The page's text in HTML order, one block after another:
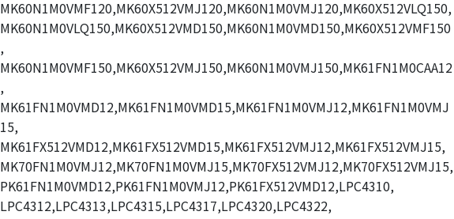
MK60N1M0VMF120,MK60X512VMJ120,MK60N1M0VMJ120,MK60X512VLQ150,
MK60N1M0VLQ150,MK60X512VMD150,MK60N1M0VMD150,MK60X512VMF150
,
MK60N1M0VMF150,MK60X512VMJ150,MK60N1M0VMJ150,MK61FN1M0CAA12
,
MK61FN1M0VMD12,MK61FN1M0VMD15,MK61FN1M0VMJ12,MK61FN1M0VMJ
15,
MK61FX512VMD12,MK61FX512VMD15,MK61FX512VMJ12,MK61FX512VMJ15,
MK70FN1M0VMJ12,MK70FN1M0VMJ15,MK70FX512VMJ12,MK70FX512VMJ15,
PK61FN1M0VMD12,PK61FN1M0VMJ12,PK61FX512VMD12,LPC4310,
LPC4312,LPC4313,LPC4315,LPC4317,LPC4320,LPC4322,